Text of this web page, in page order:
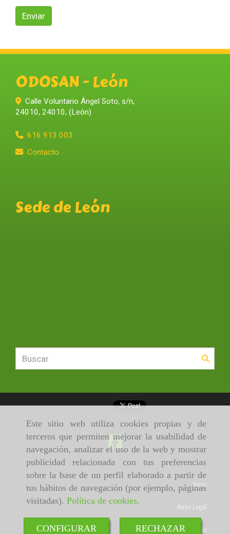
Este sitio web utiliza cookies propias y de
terceros que permiten mejorar la usabilidad de
navegación, analizar el uso de la web y mostrar
publicidad relacionada con tus preferencias
sobre la base de un perfil elaborado a partir de
tus hábitos de navegación (por ejemplo, páginas
visitadas). Política de cookies.
CONFIGURAR RECHAZAR
Enviar
ODOSAN - León
Calle Voluntario Ángel Soto, s/n,
24010, 24010, (León)
616 913 003
Contacto
Sede de León
Inicio
Aviso Legal
Política de cookies